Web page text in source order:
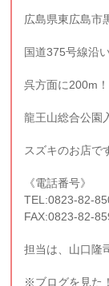
広島県東広島市
国道375号線沿
呉方面に200m！
龍王山総合公園
スズキのお店で
《電話番号》
TEL:0823-82-
FAX:0823-82-
担当は、山口隆
※ブログを見た